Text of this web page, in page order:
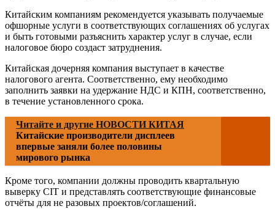
Китайским компаниям рекомендуется указывать получаемые
офшорные услуги в соответствующих соглашениях об услугах
и быть готовыми разъяснить характер услуг в случае, если
налоговое бюро создаст затруднения.
Китайская дочерняя компания выступает в качестве
налогового агента. Соответственно, ему необходимо
заполнить заявки на удержание НДС и КПН, соответственно,
в течение установленного срока.
Читайте и другие НОВОСТИ КИТАЯ
Китайские производители дисплеев
впервые заняли более половины
мирового рынка
Кроме того, компании должны проводить квартальную
выверку CIT и представлять соответствующие финансовые
отчёты для не разовых проектов/соглашений.